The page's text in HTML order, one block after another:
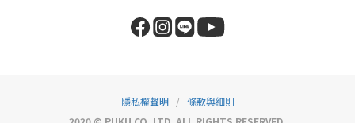
隱私權聲明/ 條款與細則